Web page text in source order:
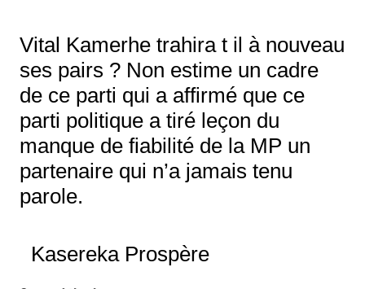
Vital Kamerhe trahira t il à nouveau
ses pairs ? Non estime un cadre
de ce parti qui a affirmé que ce
parti politique a tiré leçon du
manque de fiabilité de la MP un
partenaire qui n’a jamais tenu
parole.
Kasereka Prospère